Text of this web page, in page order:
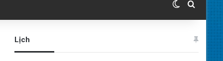
Switch skin
Search
Lịch